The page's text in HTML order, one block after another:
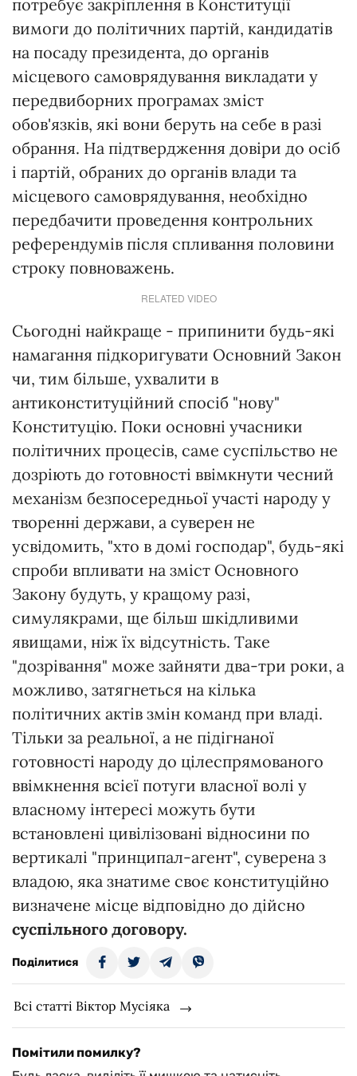
потребує закріплення в Конституції
вимоги до політичних партій, кандидатів
на посаду президента, до органів
місцевого самоврядування викладати у
передвиборних програмах зміст
обов'язків, які вони беруть на себе в разі
обрання. На підтвердження довіри до осіб
і партій, обраних до органів влади та
місцевого самоврядування, необхідно
передбачити проведення контрольних
референдумів після спливання половини
строку повноважень.
RELATED VIDEO
Сьогодні найкраще - припинити будь-які
намагання підкоригувати Основний Закон
чи, тим більше, ухвалити в
антиконституційний спосіб "нову"
Конституцію. Поки основні учасники
політичних процесів, саме суспільство не
дозріють до готовності ввімкнути чесний
механізм безпосередньої участі народу у
творенні держави, а суверен не
усвідомить, "хто в домі господар", будь-які
спроби впливати на зміст Основного
Закону будуть, у кращому разі,
симулякрами, ще більш шкідливими
явищами, ніж їх відсутність. Таке
"дозрівання" може зайняти два-три роки, а
можливо, затягнеться на кілька
політичних актів змін команд при владі.
Тільки за реальної, а не підігнаної
готовності народу до цілеспрямованого
ввімкнення всієї потуги власної волі у
власному інтересі можуть бути
встановлені цивілізовані відносини по
вертикалі "принципал-агент", суверена з
владою, яка знатиме своє конституційно
визначене місце відповідно до дійсно
суспільного договору.
Поділитися
Всі статті Віктор Мусіяка
Помітили помилку?